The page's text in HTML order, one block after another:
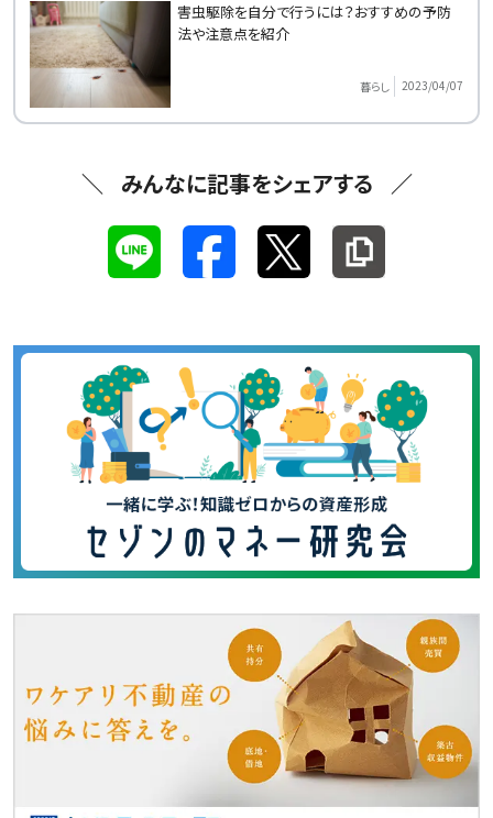
害虫駆除を自分で行うには？おすすめの予防
法や注意点を紹介
暮らし 2023/04/07
みんなに記事をシェアする